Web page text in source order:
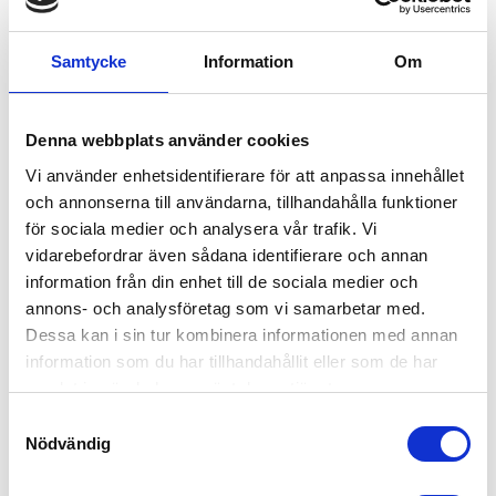
Samtycke Information Om
Denna webbplats använder cookies
Vi använder enhetsidentifierare för att anpassa innehållet
och annonserna till användarna, tillhandahålla funktioner
för sociala medier och analysera vår trafik. Vi
vidarebefordrar även sådana identifierare och annan
information från din enhet till de sociala medier och
annons- och analysföretag som vi samarbetar med.
Dessa kan i sin tur kombinera informationen med annan
information som du har tillhandahållit eller som de har
samlat in när du har använt deras tjänster.
Nödvändig
897,00
GRIP 12PAR
RELATERADE PRODUKTER